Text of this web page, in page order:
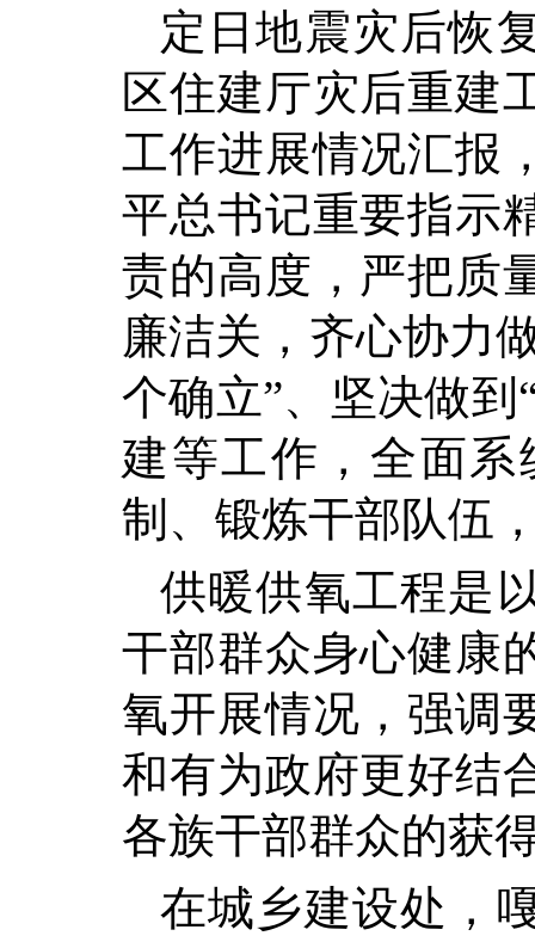
定日地震灾后恢
区住建厅灾后重建
工作进展情况汇报
平总书记重要指示
责的高度，严把质
廉洁关，齐心协力
个确立”、坚决做
建等工作，全面
制、锻炼干部队伍
供暖供氧工程是
干部群众身心健康
氧开展情况，强调
和有为政府更好结
各族干部群众的获
在城乡建设处，